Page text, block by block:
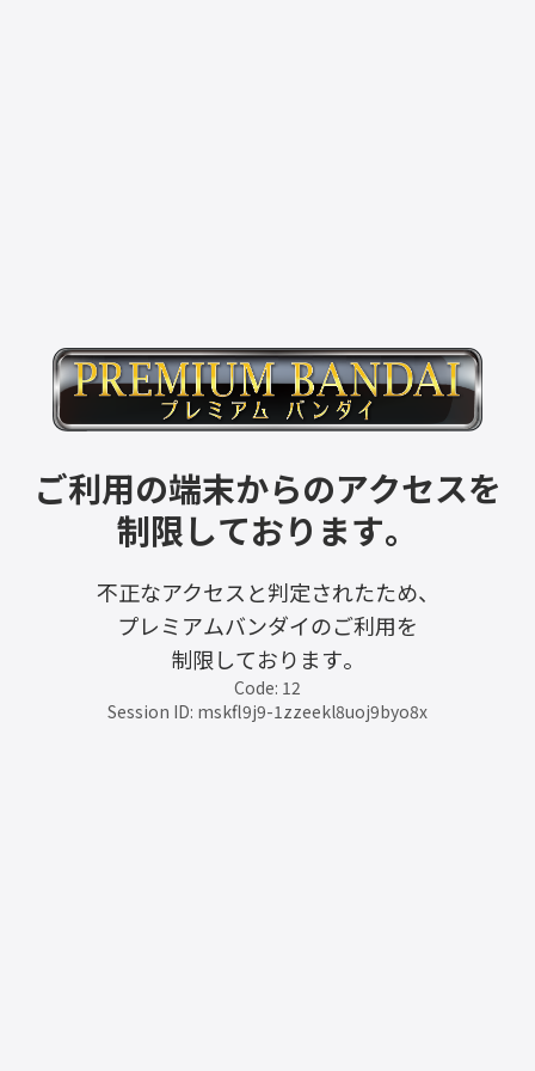
ご利用の端末からのアクセスを
制限しております。
不正なアクセスと判定されたため、
プレミアムバンダイのご利用を
制限しております。
Code: 12
Session ID: mskfl9j9-1zzeekl8uoj9byo8x